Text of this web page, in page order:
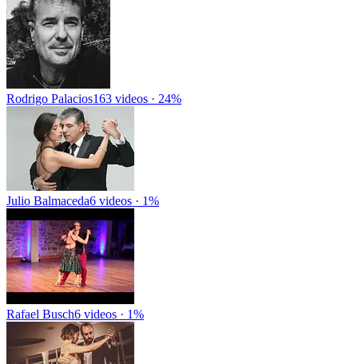
Rodrigo Palacios163 videos · 24%
Julio Balmaceda6 videos · 1%
Rafael Busch6 videos · 1%